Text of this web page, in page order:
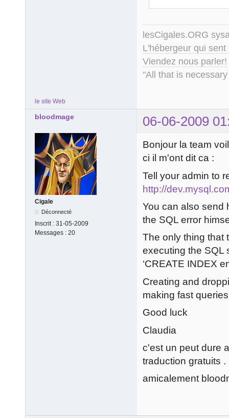
lesCigales.ORG
L'hébergeur qui
Viendez nous parler!
"All that is
le site Web
bloodmage 06-06-2009
Cigale
Déconnecté
Inscrit : 31-05-2009
Messages : 20
Bonjour la team
ci il m'ont dit ca :
Tell your admin to
http://
You can also send
the SQL error
The only thing that
executing the SQL
‘CREATE INDEX
Creating and
making fast
Good luck
Claudia
c'est un peut dure
traduction gratuits .
amicalement